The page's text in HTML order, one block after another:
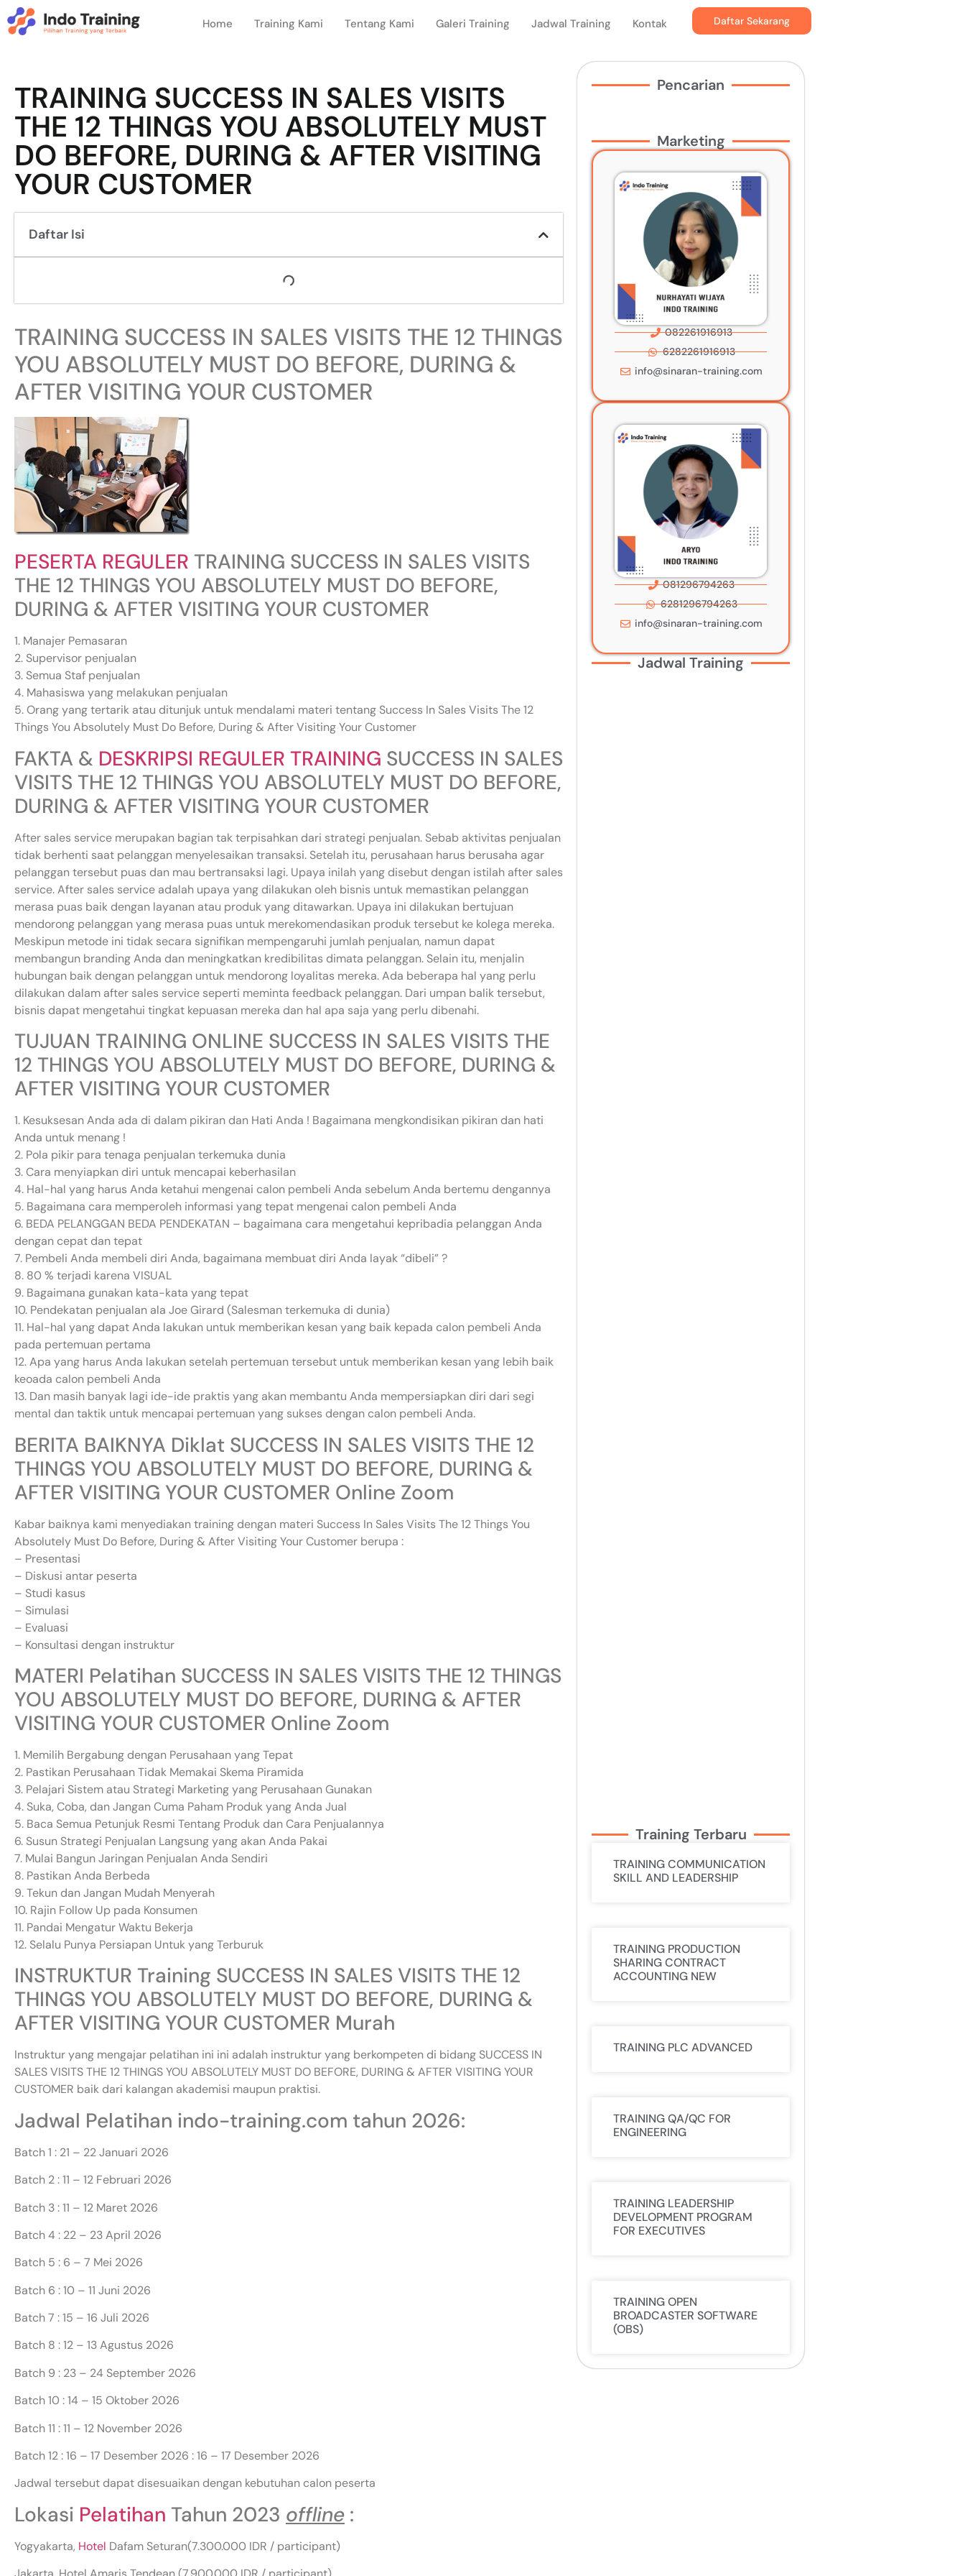
Home Training Kami Tentang Kami Galeri Training Jadwal Training Kontak Daftar Sekarang
TRAINING SUCCESS IN SALES VISITS
THE 12 THINGS YOU ABSOLUTELY MUST
DO BEFORE, DURING & AFTER VISITING
YOUR CUSTOMER
Daftar Isi
TRAINING SUCCESS IN SALES VISITS THE 12 THINGS
YOU ABSOLUTELY MUST DO BEFORE, DURING &
AFTER VISITING YOUR CUSTOMER
PESERTA REGULER TRAINING SUCCESS IN SALES VISITS
THE 12 THINGS YOU ABSOLUTELY MUST DO BEFORE,
DURING & AFTER VISITING YOUR CUSTOMER
1. Manajer Pemasaran
2. Supervisor penjualan
3. Semua Staf penjualan
4. Mahasiswa yang melakukan penjualan
5. Orang yang tertarik atau ditunjuk untuk mendalami materi tentang Success In Sales Visits The 12
Things You Absolutely Must Do Before, During & After Visiting Your Customer
FAKTA & DESKRIPSI REGULER TRAINING SUCCESS IN SALES
VISITS THE 12 THINGS YOU ABSOLUTELY MUST DO BEFORE,
DURING & AFTER VISITING YOUR CUSTOMER
After sales service merupakan bagian tak terpisahkan dari strategi penjualan. Sebab aktivitas penjualan
tidak berhenti saat pelanggan menyelesaikan transaksi. Setelah itu, perusahaan harus berusaha agar
pelanggan tersebut puas dan mau bertransaksi lagi. Upaya inilah yang disebut dengan istilah after sales
service. After sales service adalah upaya yang dilakukan oleh bisnis untuk memastikan pelanggan
merasa puas baik dengan layanan atau produk yang ditawarkan. Upaya ini dilakukan bertujuan
mendorong pelanggan yang merasa puas untuk merekomendasikan produk tersebut ke kolega mereka.
Meskipun metode ini tidak secara signifikan mempengaruhi jumlah penjualan, namun dapat
membangun branding Anda dan meningkatkan kredibilitas dimata pelanggan. Selain itu, menjalin
hubungan baik dengan pelanggan untuk mendorong loyalitas mereka. Ada beberapa hal yang perlu
dilakukan dalam after sales service seperti meminta feedback pelanggan. Dari umpan balik tersebut,
bisnis dapat mengetahui tingkat kepuasan mereka dan hal apa saja yang perlu dibenahi.
TUJUAN TRAINING ONLINE SUCCESS IN SALES VISITS THE
12 THINGS YOU ABSOLUTELY MUST DO BEFORE, DURING &
AFTER VISITING YOUR CUSTOMER
1. Kesuksesan Anda ada di dalam pikiran dan Hati Anda ! Bagaimana mengkondisikan pikiran dan hati
Anda untuk menang !
2. Pola pikir para tenaga penjualan terkemuka dunia
3. Cara menyiapkan diri untuk mencapai keberhasilan
4. Hal-hal yang harus Anda ketahui mengenai calon pembeli Anda sebelum Anda bertemu dengannya
5. Bagaimana cara memperoleh informasi yang tepat mengenai calon pembeli Anda
6. BEDA PELANGGAN BEDA PENDEKATAN – bagaimana cara mengetahui kepribadia pelanggan Anda
dengan cepat dan tepat
7. Pembeli Anda membeli diri Anda, bagaimana membuat diri Anda layak “dibeli” ?
8. 80 % terjadi karena VISUAL
9. Bagaimana gunakan kata-kata yang tepat
10. Pendekatan penjualan ala Joe Girard (Salesman terkemuka di dunia)
11. Hal-hal yang dapat Anda lakukan untuk memberikan kesan yang baik kepada calon pembeli Anda
pada pertemuan pertama
12. Apa yang harus Anda lakukan setelah pertemuan tersebut untuk memberikan kesan yang lebih baik
keoada calon pembeli Anda
13. Dan masih banyak lagi ide-ide praktis yang akan membantu Anda mempersiapkan diri dari segi
mental dan taktik untuk mencapai pertemuan yang sukses dengan calon pembeli Anda.
BERITA BAIKNYA Diklat SUCCESS IN SALES VISITS THE 12
THINGS YOU ABSOLUTELY MUST DO BEFORE, DURING &
AFTER VISITING YOUR CUSTOMER Online Zoom
Kabar baiknya kami menyediakan training dengan materi Success In Sales Visits The 12 Things You
Absolutely Must Do Before, During & After Visiting Your Customer berupa :
– Presentasi
– Diskusi antar peserta
– Studi kasus
– Simulasi
– Evaluasi
– Konsultasi dengan instruktur
MATERI Pelatihan SUCCESS IN SALES VISITS THE 12 THINGS
YOU ABSOLUTELY MUST DO BEFORE, DURING & AFTER
VISITING YOUR CUSTOMER Online Zoom
1. Memilih Bergabung dengan Perusahaan yang Tepat
2. Pastikan Perusahaan Tidak Memakai Skema Piramida
3. Pelajari Sistem atau Strategi Marketing yang Perusahaan Gunakan
4. Suka, Coba, dan Jangan Cuma Paham Produk yang Anda Jual
5. Baca Semua Petunjuk Resmi Tentang Produk dan Cara Penjualannya
6. Susun Strategi Penjualan Langsung yang akan Anda Pakai
7. Mulai Bangun Jaringan Penjualan Anda Sendiri
8. Pastikan Anda Berbeda
9. Tekun dan Jangan Mudah Menyerah
10. Rajin Follow Up pada Konsumen
11. Pandai Mengatur Waktu Bekerja
12. Selalu Punya Persiapan Untuk yang Terburuk
INSTRUKTUR Training SUCCESS IN SALES VISITS THE 12
THINGS YOU ABSOLUTELY MUST DO BEFORE, DURING &
AFTER VISITING YOUR CUSTOMER Murah
Instruktur yang mengajar pelatihan ini ini adalah instruktur yang berkompeten di bidang SUCCESS IN
SALES VISITS THE 12 THINGS YOU ABSOLUTELY MUST DO BEFORE, DURING & AFTER VISITING YOUR
CUSTOMER baik dari kalangan akademisi maupun praktisi.
Jadwal Pelatihan indo-training.com tahun 2026:
Batch 1 : 21 – 22 Januari 2026
Batch 2 : 11 – 12 Februari 2026
Batch 3 : 11 – 12 Maret 2026
Batch 4 : 22 – 23 April 2026
Batch 5 : 6 – 7 Mei 2026
Batch 6 : 10 – 11 Juni 2026
Batch 7 : 15 – 16 Juli 2026
Batch 8 : 12 – 13 Agustus 2026
Batch 9 : 23 – 24 September 2026
Batch 10 : 14 – 15 Oktober 2026
Batch 11 : 11 – 12 November 2026
Batch 12 : 16 – 17 Desember 2026 : 16 – 17 Desember 2026
Jadwal tersebut dapat disesuaikan dengan kebutuhan calon peserta
Lokasi Pelatihan Tahun 2023 offline :
Yogyakarta, Hotel Dafam Seturan(7.300.000 IDR / participant)
Pencarian
Marketing
082261916913
6282261916913
info@sinaran-training.com
081296794263
6281296794263
info@sinaran-training.com
Jadwal Training
Training Terbaru
TRAINING COMMUNICATION
SKILL AND LEADERSHIP
TRAINING PRODUCTION
SHARING CONTRACT
ACCOUNTING NEW
TRAINING PLC ADVANCED
TRAINING QA/QC FOR
ENGINEERING
TRAINING LEADERSHIP
DEVELOPMENT PROGRAM
FOR EXECUTIVES
TRAINING OPEN
BROADCASTER SOFTWARE
(OBS)